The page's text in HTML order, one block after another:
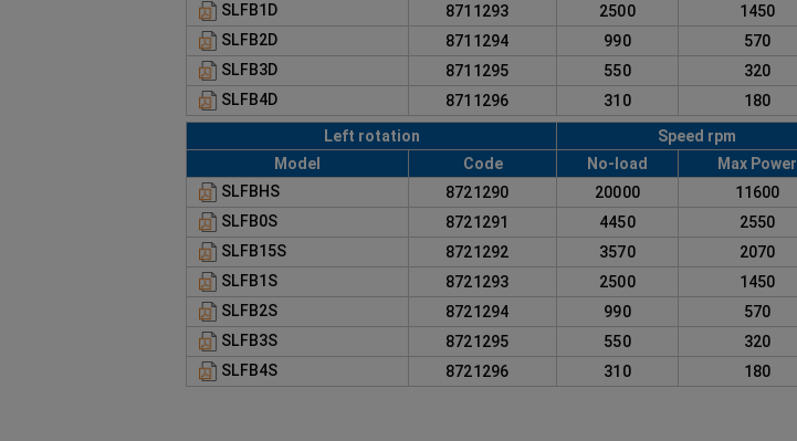
SLFB1D
8711293 2500 1450
SLFB2D
8711294 990 570
SLFB3D
8711295 550 320
SLFB4D
8711296 310 180
Left rotation
Speed rpm
Model
Code No-load Max Power
SLFBHS
8721290 20000 11600
SLFB0S
8721291 4450 2550
SLFB15S
8721292 3570 2070
SLFB1S
8721293 2500 1450
SLFB2S
8721294 990 570
SLFB3S
8721295 550 320
SLFB4S
8721296 310 180